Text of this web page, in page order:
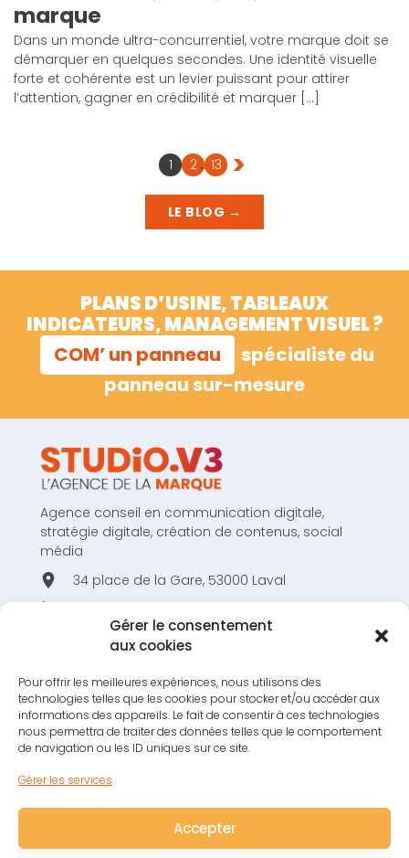
Gérer le consentement
aux cookies
Pour offrir les meilleures expériences, nous utilisons des
technologies telles que les cookies pour stocker et/ou accéder aux
informations des appareils. Le fait de consentir à ces technologies
nous permettra de traiter des données telles que le comportement
de navigation ou les ID uniques sur ce site.
Gérer les services
Accepter
marque
Dans un monde ultra-concurrentiel, votre marque doit se
démarquer en quelques secondes. Une identité visuelle
forte et cohérente est un levier puissant pour attirer
l’attention, gagner en crédibilité et marquer […]
1 2 … 13 >
LE BLOG →
PLANS D’USINE, TABLEAUX
INDICATEURS, MANAGEMENT VISUEL ?
COM’ un panneau
spécialiste du
panneau sur-mesure
Agence conseil en communication digitale,
stratégie digitale, création de contenus, social
média
34 place de la Gare, 53000 Laval
hello@studiov3.fr
RESTONS EN CONTACT !